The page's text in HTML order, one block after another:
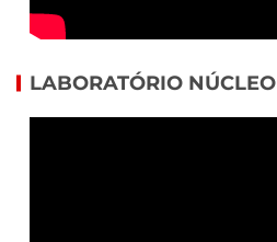
LABORATÓRIO NÚCLEO